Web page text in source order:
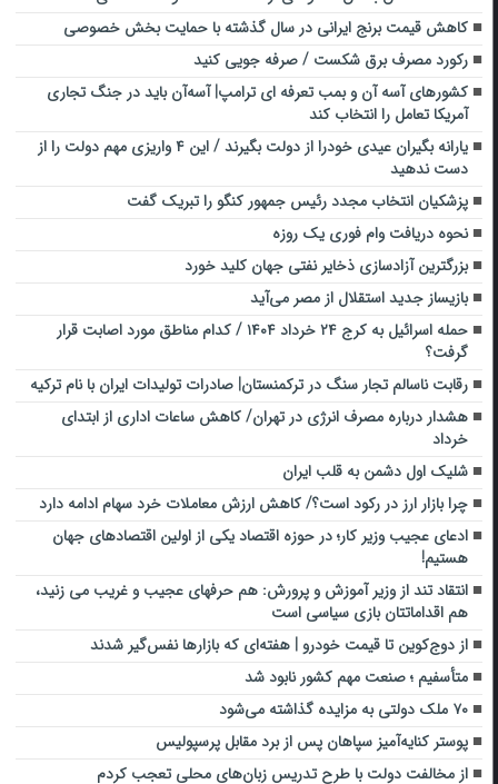
کاهش قیمت برنج ایرانی در سال گذشته با حمایت بخش خصوصی
رکورد مصرف برق شکست / صرفه جویی کنید
کشورهای آسه آن و بمب تعرفه ای ترامپ| آسه‌آن باید در جنگ تجاری
آمریکا تعامل را انتخاب کند
یارانه بگیران عیدی خودرا از دولت بگیرند / این ۴ واریزی مهم دولت را از
دست ندهید
پزشکیان انتخاب مجدد رئیس جمهور کنگو را تبریک گفت
نحوه دریافت وام فوری یک روزه
بزرگترین آزادسازی ذخایر نفتی جهان کلید خورد
بازیساز جدید استقلال از مصر می‌آید
حمله اسرائیل به کرج ۲۴ خرداد ۱۴۰۴ / کدام مناطق مورد اصابت قرار
گرفت؟
رقابت ناسالم تجار سنگ در ترکمنستان| صادرات تولیدات ایران با نام ترکیه
هشدار درباره مصرف انرژی در تهران/ کاهش ساعات اداری از ابتدای
خرداد
شلیک اول دشمن به قلب ایران
چرا بازار ارز در رکود است؟/ کاهش ارزش معاملات خرد سهام ادامه دارد
ادعای عجیب وزیر کار؛ در حوزه‌ اقتصاد یکی از اولین اقتصادهای جهان
هستیم!
انتقاد تند از وزیر آموزش و پرورش: هم حرفهای عجیب و غریب می زنید،
هم اقداماتتان بازی سیاسی است
از دوج‌کوین تا قیمت خودرو | هفته‌ای که بازارها نفس‌گیر شدند
متأسفیم ؛ صنعت مهم کشور نابود شد
۷۰ ملک دولتی به مزایده گذاشته می‌شود
پوستر کنایه‌آمیز سپاهان پس از برد مقابل پرسپولیس
از مخالفت دولت با طرح تدریس زبان‌های محلی تعجب کردم